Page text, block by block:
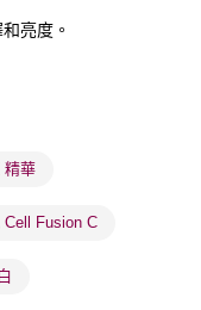
達
亮度。
精華
Cell Fusion C